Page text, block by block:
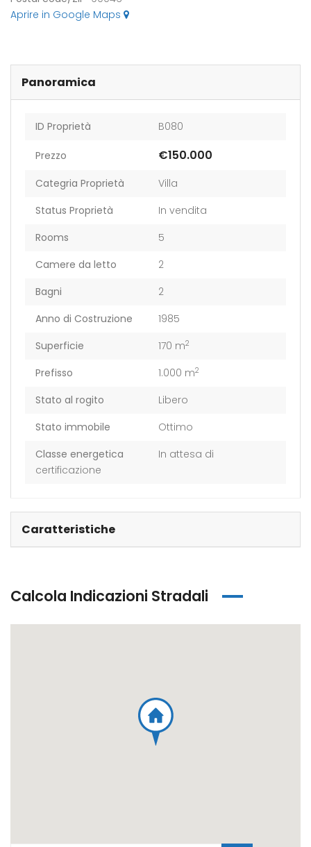
Aprire in Google Maps
Panoramica
ID Proprietà B080
Prezzo €150.000
Categria Proprietà
Villa
Status Proprietà
In vendita
Rooms
5
Camere da letto
2
Bagni
2
Anno di Costruzione
1985
Superficie
170 m2
Prefisso 1.000 m2
Stato al rogito
Libero
Stato immobile
Ottimo
Classe energetica
In attesa di
certificazione
Caratteristiche
Calcola Indicazioni Stradali